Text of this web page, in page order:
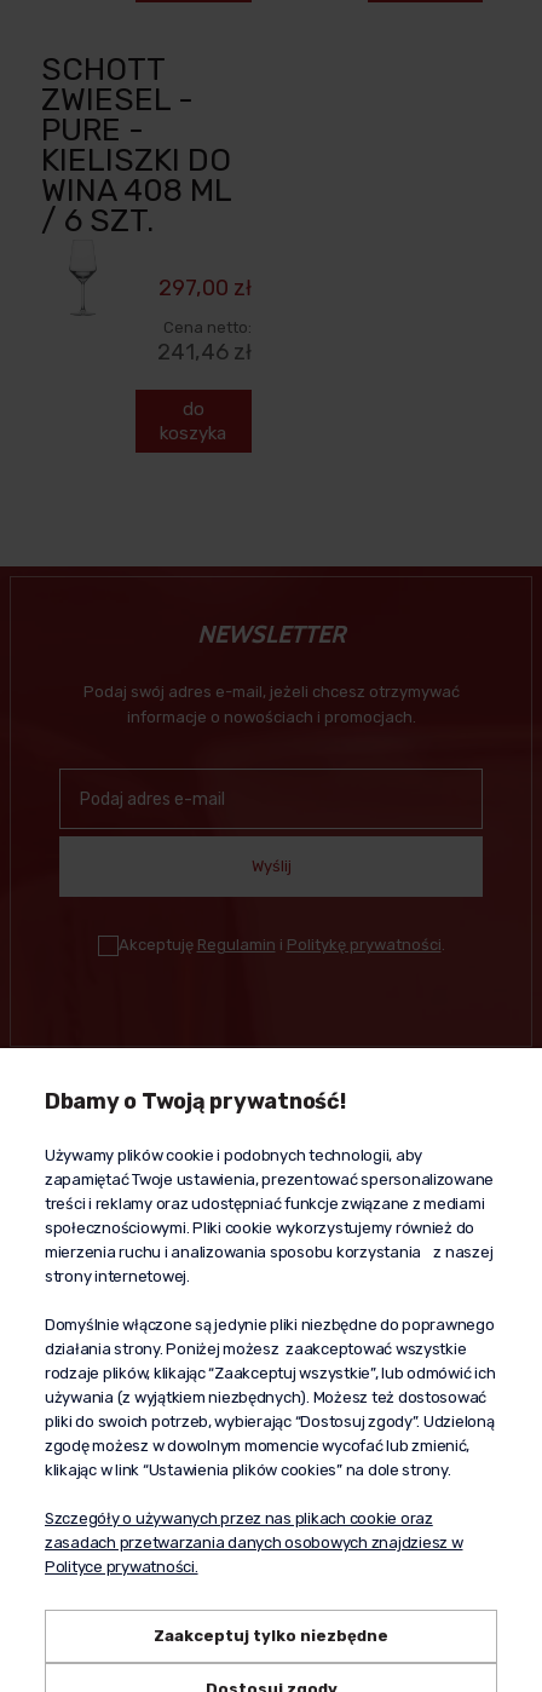
SCHOTT
ZWIESEL -
PURE -
KIELISZKI DO
WINA 408 ML
/ 6 SZT.
297,00 zł
Cena netto:
241,46 zł
do
koszyka
NEWSLETTER
Podaj swój adres e-mail, jeżeli chcesz otrzymywać
informacje o nowościach i promocjach.
Wyślij
Akceptuję Regulamin i Politykę prywatności.
Kontakt
+48 603 610 870
kontakt@propaganda24h.pl
“Propaganda"
al. Komisji Edukacji Narodowej 51/U5
02-797 Warszawa
Pomoc
Dostawa
Moje konto
O firmie
Dbamy o Twoją prywatność!
Używamy plików cookie i podobnych technologii, aby
zapamiętać Twoje ustawienia, prezentować spersonalizowane
treści i reklamy oraz udostępniać funkcje związane z mediami
społecznościowymi. Pliki cookie wykorzystujemy również do
mierzenia ruchu i analizowania sposobu korzystania z naszej
strony internetowej.
Domyślnie włączone są jedynie pliki niezbędne do poprawnego
działania strony. Poniżej możesz zaakceptować wszystkie
rodzaje plików, klikając “Zaakceptuj wszystkie”, lub odmówić ich
używania (z wyjątkiem niezbędnych). Możesz też dostosować
pliki do swoich potrzeb, wybierając “Dostosuj zgody”. Udzieloną
zgodę możesz w dowolnym momencie wycofać lub zmienić,
klikając w link “Ustawienia plików cookies” na dole strony.
Szczegóły o używanych przez nas plikach cookie oraz
zasadach przetwarzania danych osobowych znajdziesz w
Polityce prywatności.
Zaakceptuj tylko niezbędne